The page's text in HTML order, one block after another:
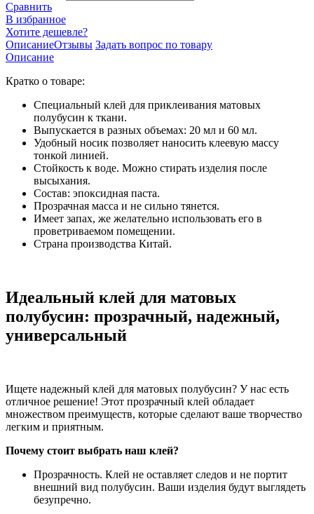
Сравнить
В избранное
Хотите дешевле?
ОписаниеОтзывы Задать вопрос по товару
Описание
Кратко о товаре:
Специальный клей для приклеивания матовых
полубусин к ткани.
Выпускается в разных объемах: 20 мл и 60 мл.
Удобный носик позволяет наносить клеевую массу
тонкой линией.
Стойкость к воде. Можно стирать изделия после
высыхания.
Состав: эпоксидная паста.
Прозрачная масса и не сильно тянется.
Имеет запах, же желательно использовать его в
проветриваемом помещении.
Страна производства Китай.
Идеальный клей для матовых
полубусин: прозрачный, надежный,
универсальный
Ищете надежный клей для матовых полубусин? У нас есть
отличное решение! Этот прозрачный клей обладает
множеством преимуществ, которые сделают ваше творчество
легким и приятным.
Почему стоит выбрать наш клей?
Прозрачность. Клей не оставляет следов и не портит
внешний вид полубусин. Ваши изделия будут выглядеть
безупречно.